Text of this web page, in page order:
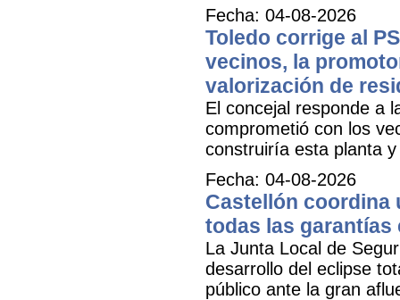
Fecha: 04-08-2026
Toledo corrige al
vecinos, la
valorización de
El concejal responde a
comprometió con los
construiría esta planta
Fecha: 04-08-2026
Castellón coordina
todas las garantías
La Junta Local de
desarrollo del eclipse
público ante la gran